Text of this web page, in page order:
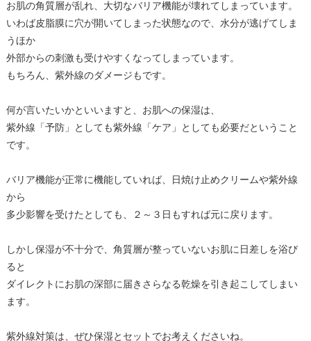
お肌の角質層が乱れ、大切なバリア機能が壊れてしまっています。
いわば皮脂膜に穴が開いてしまった状態なので、水分が逃げてしま
うほか
外部からの刺激も受けやすくなってしまっています。
もちろん、紫外線のダメージもです。
何が言いたいかといいますと、お肌への保湿は、
紫外線「予防」としても紫外線「ケア」としても必要だということ
です。
バリア機能が正常に機能していれば、日焼け止めクリームや紫外線
から
多少影響を受けたとしても、２～３日もすれば元に戻ります。
しかし保湿が不十分で、角質層が整っていないお肌に日差しを浴び
ると
ダイレクトにお肌の深部に届きさらなる乾燥を引き起こしてしまい
ます。
紫外線対策は、ぜひ保湿とセットでお考えくださいね。